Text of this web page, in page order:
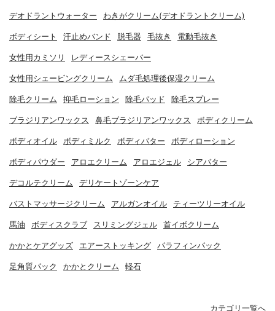
デオドラントウォーター わきがクリーム(デオドラントクリーム)
ボディシート 汗止めバンド 脱毛器 毛抜き 電動毛抜き
女性用カミソリ レディースシェーバー
女性用シェービングクリーム ムダ毛処理後保湿クリーム
除毛クリーム 抑毛ローション 除毛パッド 除毛スプレー
ブラジリアンワックス 鼻毛ブラジリアンワックス ボディクリーム
ボディオイル ボディミルク ボディバター ボディローション
ボディパウダー アロエクリーム アロエジェル シアバター
デコルテクリーム デリケートゾーンケア
バストマッサージクリーム アルガンオイル ティーツリーオイル
馬油 ボディスクラブ スリミングジェル 首イボクリーム
かかとケアグッズ エアーストッキング パラフィンパック
足角質パック かかとクリーム 軽石
カテゴリ一覧へ